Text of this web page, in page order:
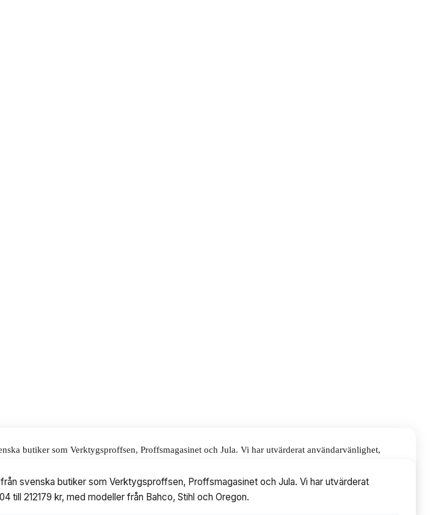
butiker som Verktygsproffsen, Proffsmagasinet och Jula. Vi har utvärderat användarvänlighet,
svenska butiker som Verktygsproffsen, Proffsmagasinet och Jula. Vi har utvärderat
till 212179 kr, med modeller från Bahco, Stihl och Oregon.